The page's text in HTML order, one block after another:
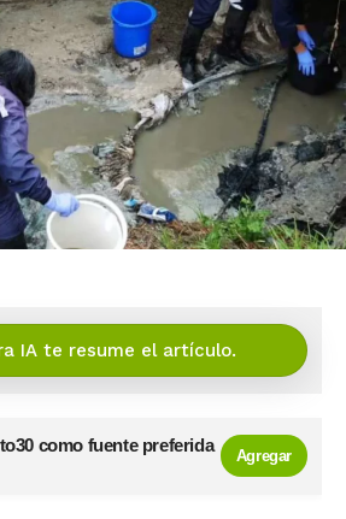
IA te resume el artículo.
como fuente preferida
Agregar